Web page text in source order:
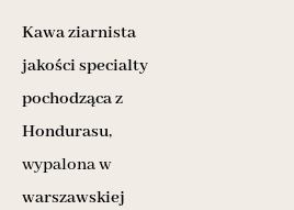
Kawa ziarnista
jakości specialty
pochodząca z
Hondurasu,
wypalona w
warszawskiej